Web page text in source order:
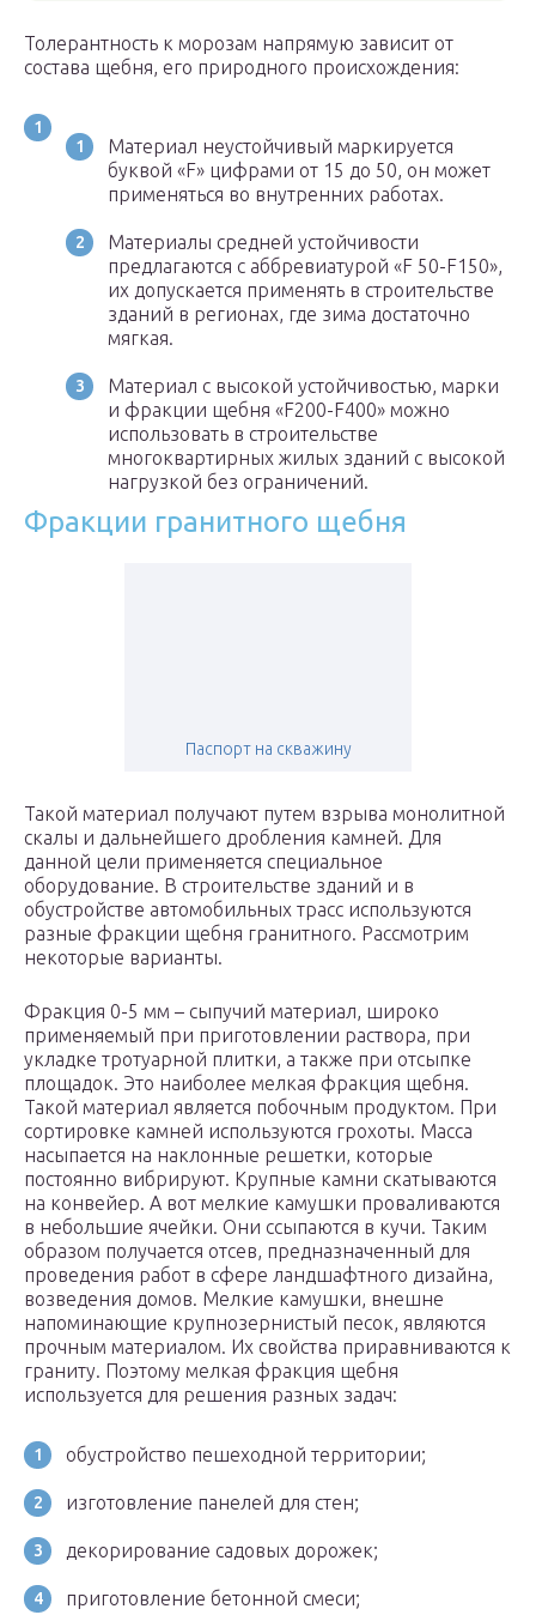
Толерантность к морозам напрямую зависит от
состава щебня, его природного происхождения:
Материал неустойчивый маркируется
буквой «F» цифрами от 15 до 50, он может
применяться во внутренних работах.
Материалы средней устойчивости
предлагаются с аббревиатурой «F 50-F150»,
их допускается применять в строительстве
зданий в регионах, где зима достаточно
мягкая.
Материал с высокой устойчивостью, марки
и фракции щебня «F200-F400» можно
использовать в строительстве
многоквартирных жилых зданий с высокой
нагрузкой без ограничений.
Фракции гранитного щебня
Паспорт на скважину
Такой материал получают путем взрыва монолитной
скалы и дальнейшего дробления камней. Для
данной цели применяется специальное
оборудование. В строительстве зданий и в
обустройстве автомобильных трасс используются
разные фракции щебня гранитного. Рассмотрим
некоторые варианты.
Фракция 0-5 мм – сыпучий материал, широко
применяемый при приготовлении раствора, при
укладке тротуарной плитки, а также при отсыпке
площадок. Это наиболее мелкая фракция щебня.
Такой материал является побочным продуктом. При
сортировке камней используются грохоты. Масса
насыпается на наклонные решетки, которые
постоянно вибрируют. Крупные камни скатываются
на конвейер. А вот мелкие камушки проваливаются
в небольшие ячейки. Они ссыпаются в кучи. Таким
образом получается отсев, предназначенный для
проведения работ в сфере ландшафтного дизайна,
возведения домов. Мелкие камушки, внешне
напоминающие крупнозернистый песок, являются
прочным материалом. Их свойства приравниваются к
граниту. Поэтому мелкая фракция щебня
используется для решения разных задач:
обустройство пешеходной территории;
изготовление панелей для стен;
декорирование садовых дорожек;
приготовление бетонной смеси;